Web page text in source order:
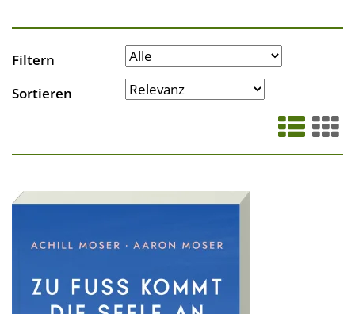
Filtern
Sortieren